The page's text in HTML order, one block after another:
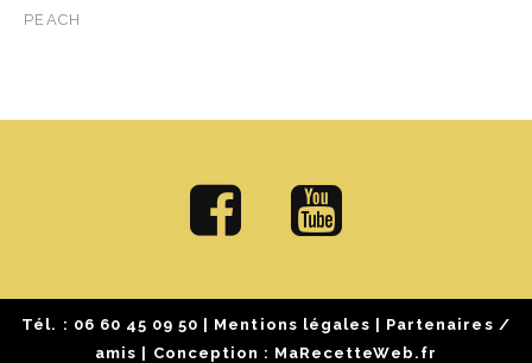
PEACH
Tél. : 06 60 45 09 50 Mentions légales
Partenaires /
amis | Conception : MaRecetteWeb.fr